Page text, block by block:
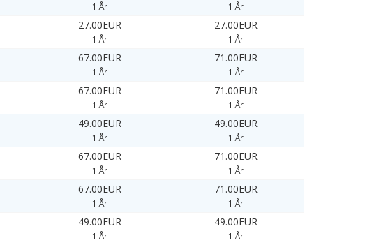
1 År 1 År
27.00EUR
1 År
27.00EUR
1 År
67.00EUR
1 År
71.00EUR
1 År
67.00EUR
1 År
71.00EUR
1 År
49.00EUR
1 År
49.00EUR
1 År
67.00EUR
1 År
71.00EUR
1 År
67.00EUR
1 År
71.00EUR
1 År
49.00EUR
1 År
49.00EUR
1 År